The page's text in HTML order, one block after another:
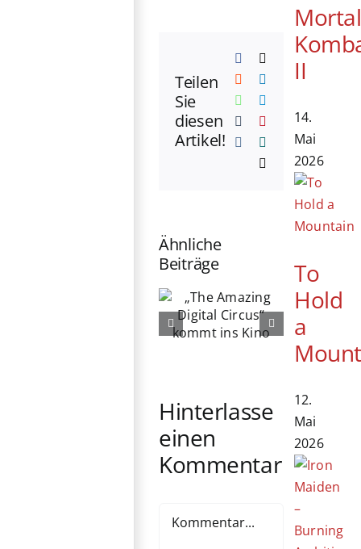
Teilen
Sie
diesen
Artikel!
Facebook
Reddit LinkedIn
WhatsApp
TumblrPinterest
Ähnliche
Beiträge
76. Berlinale
eröffnet:
Michelle
Yeoh erhält
Hinterlasse
einen
Kommentar
Mortal
II
14.
Mai
2026
To
Hold
a
12.
Mai
2026